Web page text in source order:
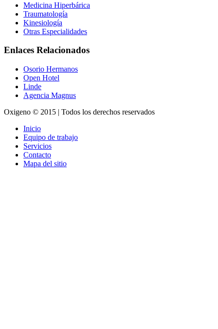
Medicina Hiperbárica
Traumatología
Kinesiología
Otras Especialidades
Enlaces Relacionados
Osorio Hermanos
Open Hotel
Linde
Agencia Magnus
Oxigeno © 2015 | Todos los derechos reservados
Inicio
Equipo de trabajo
Servicios
Contacto
Mapa del sitio